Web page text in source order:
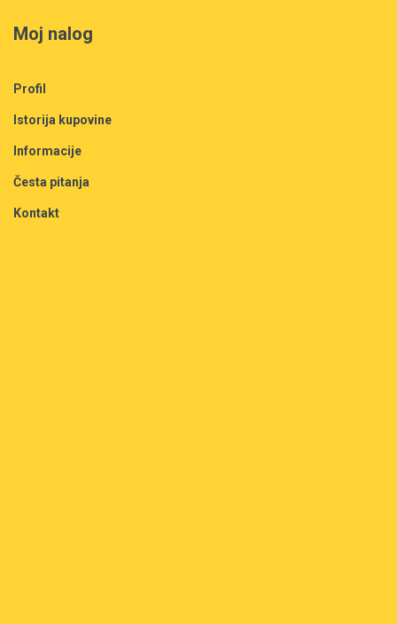
Moj nalog
Profil
Istorija kupovine
Informacije
Česta pitanja
Kontakt